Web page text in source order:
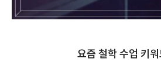
요즘 철학 수업 키워